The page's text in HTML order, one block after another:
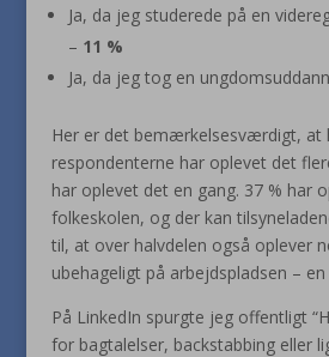
Ja, da jeg studerede på en
– 11 %
Ja, da jeg tog en
Her er det bemærkelsesværdigt, at
respondenterne har oplevet det
har oplevet det en gang. 37 % har
folkeskolen, og der kan
til, at over halvdelen også oplever
ubehageligt på arbejdspladsen –
På LinkedIn spurgte jeg offentligt
for bagtalelser, backstabbing eller